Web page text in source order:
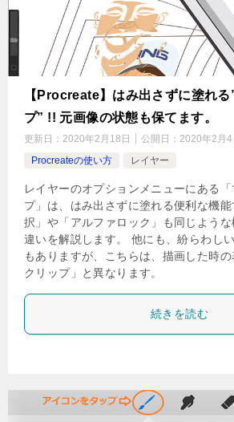
【Procreate】はみ出さずに塗れ
プ” !! 元画像の状態も保てます。
更新日： 2020年2月18日 公開日： 2020年2月4
Procreateの使い方
レイヤー
レイヤーのオプションメニューにある
プ」は、はみ出さずに塗れる便利な機
択」や「アルファロック」も同じよう
違いを解説します。 他にも、紛らわし
もありますが、こちらは、描画した時
クリップ」と異なります。
続きを読む